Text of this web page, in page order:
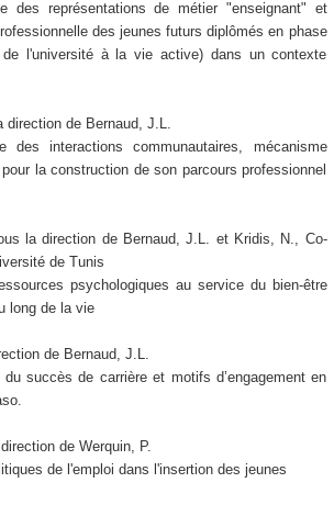
des représentations de métier "enseignant" et
des jeunes futurs diplômés en phase
de l'université à la vie active) dans un contexte
direction de Bernaud, J.L.
interactions communautaires, mécanisme
la construction de son parcours professionnel
la direction de Bernaud, J.L. et Kridis, N., Co-
de Tunis
psychologiques au service du bien-être
long de la vie
de Bernaud, J.L.
succès de carrière et motifs d’engagement en
de Werquin, P.
de l'emploi dans l'insertion des jeunes